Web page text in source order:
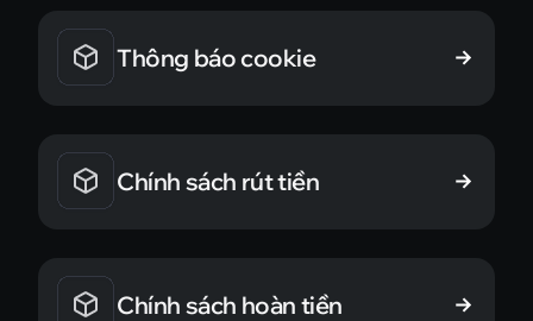
Thông báo cookie
Chính sách rút tiền
Chính sách hoàn tiền